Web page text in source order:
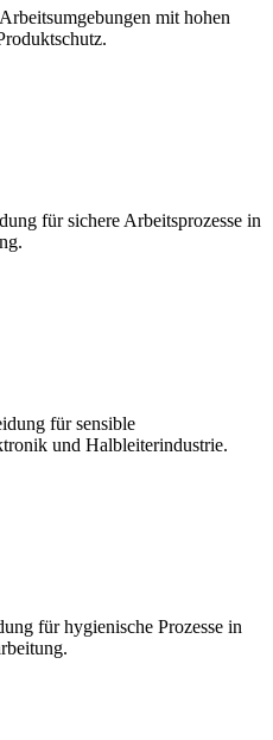
mit hohen
für sichere Arbeitsprozesse in
für sensible
und Halbleiterindustrie.
für hygienische Prozesse in